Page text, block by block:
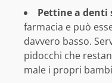
Pettine a denti
farmacia e può
davvero basso.
pidocchi che
male i propri